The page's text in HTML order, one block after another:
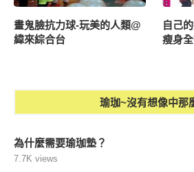
畫鬼臉抗力球-玩美的人類@
緯來綜合台
自己
瘦身
瑜珈~沒有想像中那
為什麼需要瑜珈墊？
7.7K views